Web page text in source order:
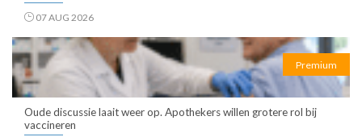
07 AUG 2026
Premium
Oude discussie laait weer op. Apothekers willen grotere rol bij
vaccineren